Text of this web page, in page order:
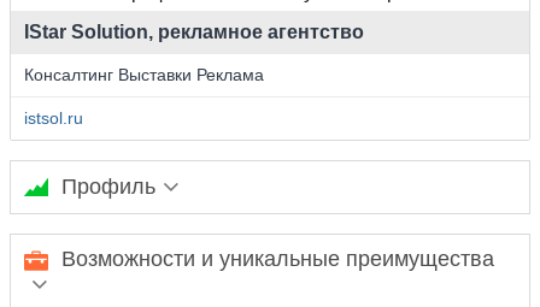
IStar Solution, рекламное агентство
Консалтинг Выставки Реклама
istsol.ru
Профиль
Ожидается заполнение информации...
Возможности и уникальные преимущества